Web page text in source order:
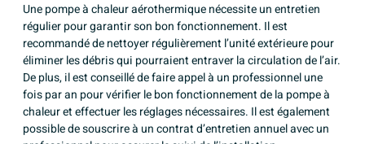
Une pompe à chaleur aérothermique nécessite un entretien
régulier pour garantir son bon fonctionnement. Il est
recommandé de nettoyer régulièrement l’unité extérieure pour
éliminer les débris qui pourraient entraver la circulation de l’air.
De plus, il est conseillé de faire appel à un professionnel une
fois par an pour vérifier le bon fonctionnement de la pompe à
chaleur et effectuer les réglages nécessaires. Il est également
possible de souscrire à un contrat d’entretien annuel avec un